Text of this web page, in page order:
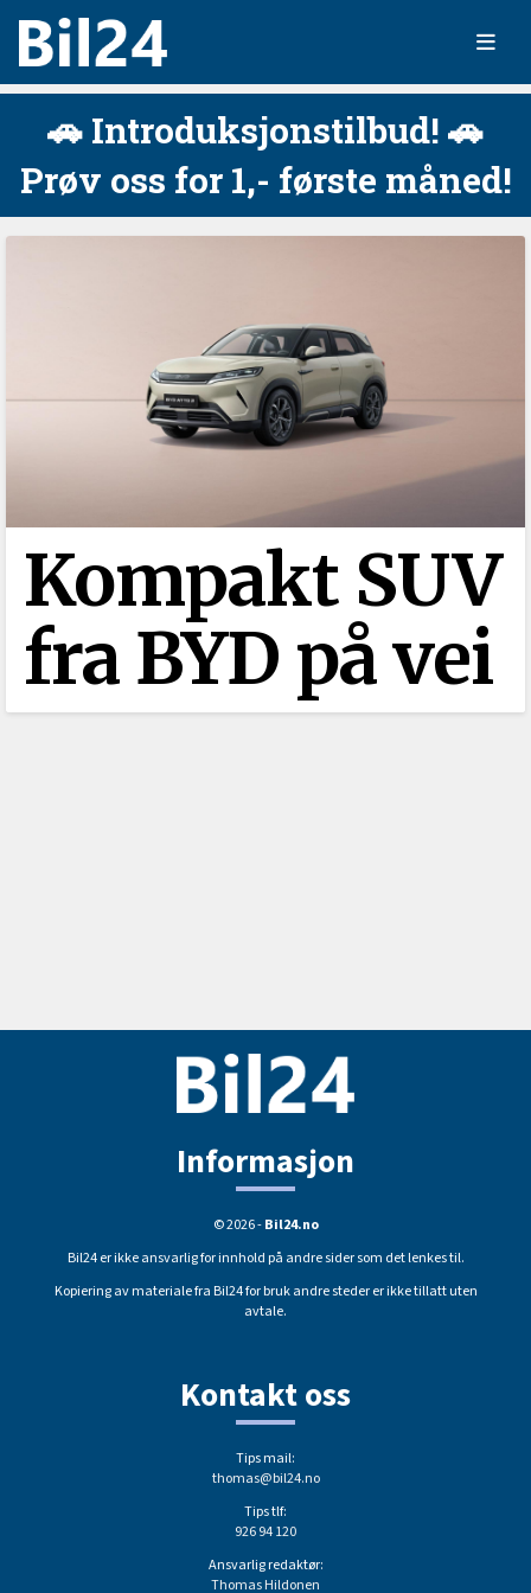
🚗 Introduksjonstilbud! 🚗
Prøv oss for 1,- første måned!
Kompakt SUV
fra BYD på vei
Informasjon
© 2026 -Bil24.no
Bil24 er ikke ansvarlig for innhold på andre sider som det lenkes til.
Kopiering av materiale fra Bil24 for bruk andre steder er ikke tillatt uten
avtale.
Kontakt oss
Tips mail:
thomas@bil24.no
Tips tlf:
926 94 120
Ansvarlig redaktør:
Thomas Hildonen